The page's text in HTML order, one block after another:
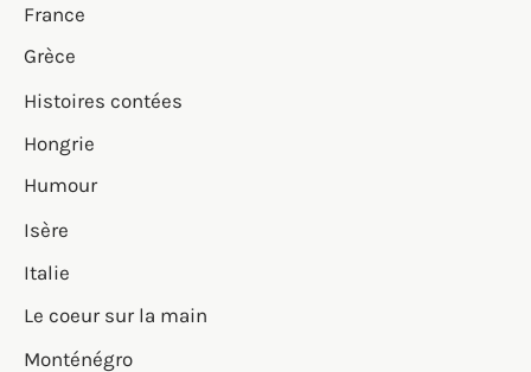
France
Grèce
Histoires contées
Hongrie
Humour
Isère
Italie
Le coeur sur la main
Monténégro